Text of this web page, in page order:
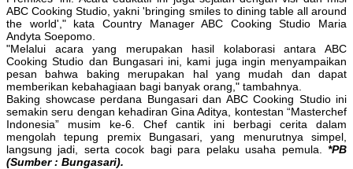
ABC Cooking Studio, yakni 'bringing smiles to dining table all around
the world'," kata Country Manager ABC Cooking Studio Maria
Andyta Soepomo.
"Melalui acara yang merupakan hasil kolaborasi antara ABC
Cooking Studio dan Bungasari ini, kami juga ingin menyampaikan
pesan bahwa baking merupakan hal yang mudah dan dapat
memberikan kebahagiaan bagi banyak orang," tambahnya.
Baking showcase perdana Bungasari dan ABC Cooking Studio ini
semakin seru dengan kehadiran Gina Aditya, kontestan “Masterchef
Indonesia” musim ke-6. Chef cantik ini berbagi cerita dalam
mengolah tepung premix Bungasari, yang menurutnya simpel,
langsung jadi, serta cocok bagi para pelaku usaha pemula.
*PB
(Sumber : Bungasari).